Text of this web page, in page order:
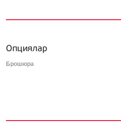
Опциялар
Брошюра